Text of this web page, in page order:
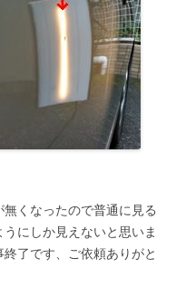
くなったので普通に見る
にしか見えないと思いま
了です、ご依頼ありがと